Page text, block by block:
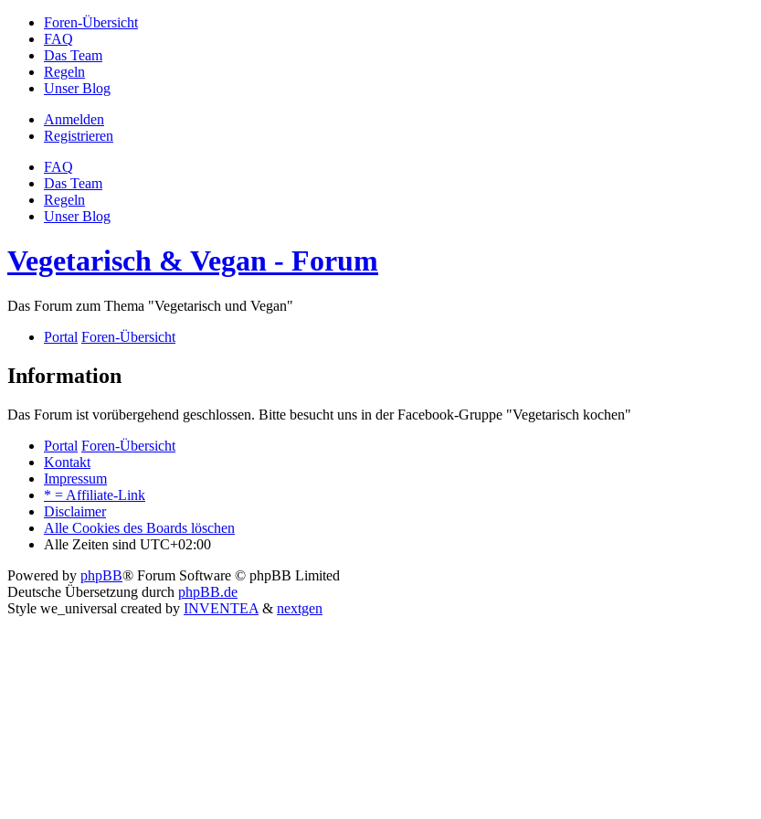
Foren-Übersicht
FAQ
Das Team
Regeln
Unser Blog
Anmelden
Registrieren
FAQ
Das Team
Regeln
Unser Blog
Vegetarisch & Vegan - Forum
Das Forum zum Thema "Vegetarisch und Vegan"
Portal Foren-Übersicht
Information
Das Forum ist vorübergehend geschlossen. Bitte besucht uns in der Facebook-Gruppe "Vegetarisch kochen"
Portal Foren-Übersicht
Kontakt
Impressum
* = Affiliate-Link
Disclaimer
Alle Cookies des Boards löschen
Alle Zeiten sind UTC+02:00
Powered by phpBB® Forum Software © phpBB Limited
Deutsche Übersetzung durch phpBB.de
Style we_universal created by INVENTEA & nextgen